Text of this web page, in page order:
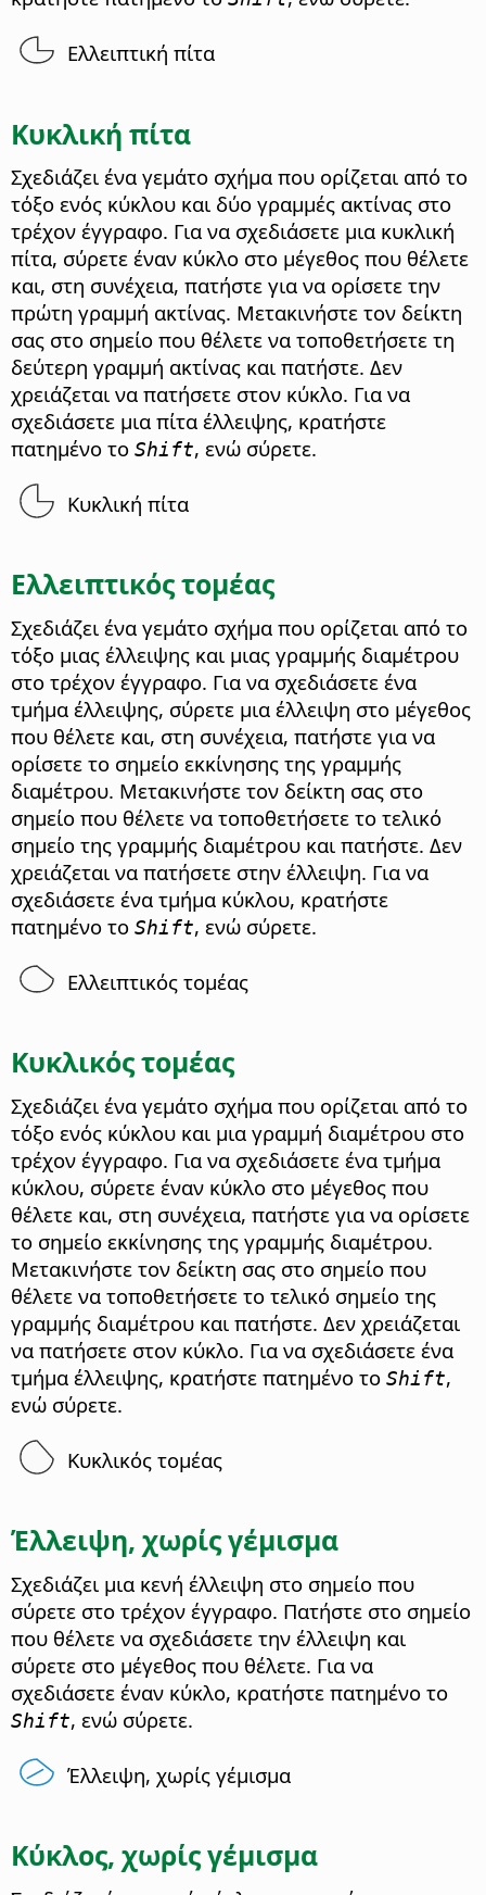
Ελλειπτική πίτα
Κυκλική πίτα
Σχεδιάζει ένα γεμάτο σχήμα που ορίζεται από το
τόξο ενός κύκλου και δύο γραμμές ακτίνας στο
τρέχον έγγραφο. Για να σχεδιάσετε μια κυκλική
πίτα, σύρετε έναν κύκλο στο μέγεθος που θέλετε
και, στη συνέχεια, πατήστε για να ορίσετε την
πρώτη γραμμή ακτίνας. Μετακινήστε τον δείκτη
σας στο σημείο που θέλετε να τοποθετήσετε τη
δεύτερη γραμμή ακτίνας και πατήστε. Δεν
χρειάζεται να πατήσετε στον κύκλο. Για να
σχεδιάσετε μια πίτα έλλειψης, κρατήστε
πατημένο το Shift, ενώ σύρετε.
Κυκλική πίτα
Ελλειπτικός τομέας
Σχεδιάζει ένα γεμάτο σχήμα που ορίζεται από το
τόξο μιας έλλειψης και μιας γραμμής διαμέτρου
στο τρέχον έγγραφο. Για να σχεδιάσετε ένα
τμήμα έλλειψης, σύρετε μια έλλειψη στο μέγεθος
που θέλετε και, στη συνέχεια, πατήστε για να
ορίσετε το σημείο εκκίνησης της γραμμής
διαμέτρου. Μετακινήστε τον δείκτη σας στο
σημείο που θέλετε να τοποθετήσετε το τελικό
σημείο της γραμμής διαμέτρου και πατήστε. Δεν
χρειάζεται να πατήσετε στην έλλειψη. Για να
σχεδιάσετε ένα τμήμα κύκλου, κρατήστε
πατημένο το Shift, ενώ σύρετε.
Ελλειπτικός τομέας
Κυκλικός τομέας
Σχεδιάζει ένα γεμάτο σχήμα που ορίζεται από το
τόξο ενός κύκλου και μια γραμμή διαμέτρου στο
τρέχον έγγραφο. Για να σχεδιάσετε ένα τμήμα
κύκλου, σύρετε έναν κύκλο στο μέγεθος που
θέλετε και, στη συνέχεια, πατήστε για να ορίσετε
το σημείο εκκίνησης της γραμμής διαμέτρου.
Μετακινήστε τον δείκτη σας στο σημείο που
θέλετε να τοποθετήσετε το τελικό σημείο της
γραμμής διαμέτρου και πατήστε. Δεν χρειάζεται
να πατήσετε στον κύκλο. Για να σχεδιάσετε ένα
τμήμα έλλειψης, κρατήστε πατημένο το Shift,
ενώ σύρετε.
Κυκλικός τομέας
Έλλειψη, χωρίς γέμισμα
Σχεδιάζει μια κενή έλλειψη στο σημείο που
σύρετε στο τρέχον έγγραφο. Πατήστε στο σημείο
που θέλετε να σχεδιάσετε την έλλειψη και
σύρετε στο μέγεθος που θέλετε. Για να
σχεδιάσετε έναν κύκλο, κρατήστε πατημένο το
Shift, ενώ σύρετε.
Έλλειψη, χωρίς γέμισμα
Κύκλος, χωρίς γέμισμα